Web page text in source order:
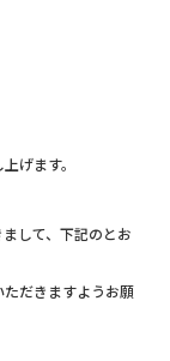
げます。
して、下記のとお
だきますようお願